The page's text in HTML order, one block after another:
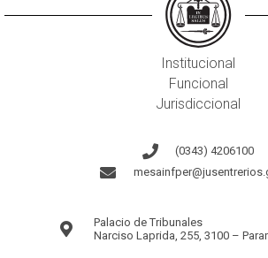
Institucional
Funcional
Jurisdiccional
(0343) 4206100
Palacio de Tribunales
Narciso Laprida, 255, 3100 –